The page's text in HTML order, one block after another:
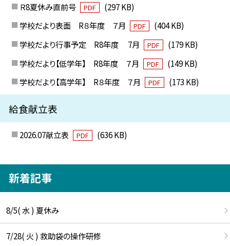
Ｒ8夏休み直前号 PDF
(297 KB)
学校だより表面 R８年度 ７月
PDF
(404 KB)
学校だより行事予定 R8年度 7月
PDF
(179 KB)
学校だより【低学年】 R8年度 ７月
PDF
(149 KB)
学校だより【高学年】 R８年度 ７月
PDF (173 KB)
給食献立表
2026.07献立表 PDF (636 KB)
新着記事
8/5( 水 ) 夏休み
7/28( 火 ) 救助袋の操作研修